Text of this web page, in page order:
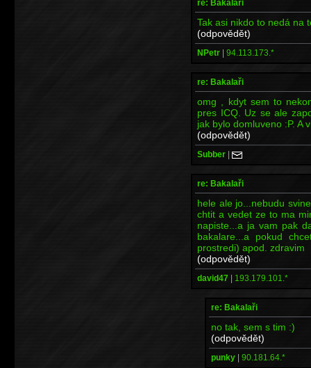
re: Bakalaři
Tak asi nikdo to nedá na
(odpovědět)
NPetr | 94.113.173.*
re: Bakalaři
omg , kdyt sem to
pres ICQ. Uz se ale
jak bylo domluveno :P. A
(odpovědět)
Subber |
re: Bakalaři
hele ale jo...nebudu
chtit a vedet ze to ma
napiste...a ja vam pak
bakalare...a pokud
prostredi) apod. zdravim
(odpovědět)
david47 | 193.179.101.*
re: Bakalaři
no tak, sem s tim :)
(odpovědět)
punky | 90.181.64.*